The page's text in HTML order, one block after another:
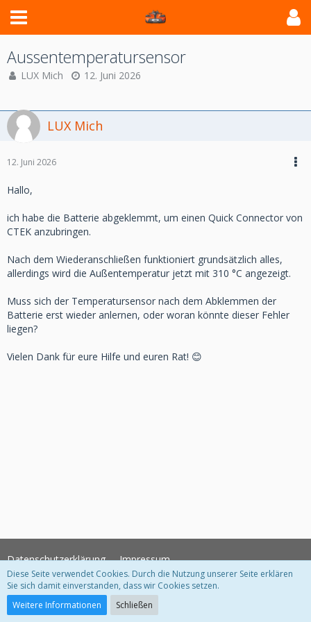
Aussentemperatursensor
LUX Mich 12. Juni 2026
LUX Mich
12. Juni 2026
Hallo,
ich habe die Batterie abgeklemmt, um einen Quick Connector von
CTEK anzubringen.
Nach dem Wiederanschließen funktioniert grundsätzlich alles,
allerdings wird die Außentemperatur jetzt mit 310 °C angezeigt.
Muss sich der Temperatursensor nach dem Abklemmen der
Batterie erst wieder anlernen, oder woran könnte dieser Fehler
liegen?
Vielen Dank für eure Hilfe und euren Rat! 😊
Datenschutzerklärung Impressum
Community-Software:
Diese Seite verwendet Cookies. Durch die Nutzung unserer Seite erklären
Sie sich damit einverstanden, dass wir Cookies setzen.
Weitere Informationen
Schließen